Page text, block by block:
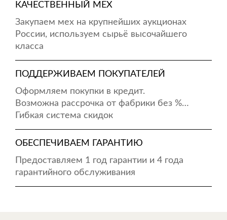
КАЧЕСТВЕННЫЙ МЕХ
Закупаем мех на крупнейших аукционах
России, используем сырьё высочайшего
класса
ПОДДЕРЖИВАЕМ ПОКУПАТЕЛЕЙ
Оформляем покупки в кредит.
Возможна рассрочка от фабрики без %…
Гибкая система скидок
ОБЕСПЕЧИВАЕМ ГАРАНТИЮ
Предоставляем 1 год гарантии и 4 года
гарантийного обслуживания